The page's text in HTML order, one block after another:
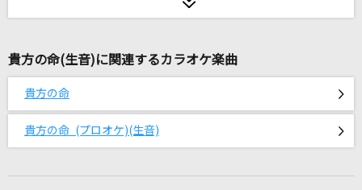
LAST DANCE
[生音]翼をください
赤い鳥
貴方の命(生音)に関連するカラオケ楽曲
貴方の命
貴方の命 (プロオケ)(生音)